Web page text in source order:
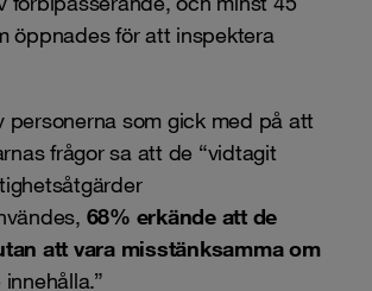
öppnades för att inspektera
personerna som gick med på att
frågor sa att de “vidtagit
68% erkände att de
att vara misstänksamma om